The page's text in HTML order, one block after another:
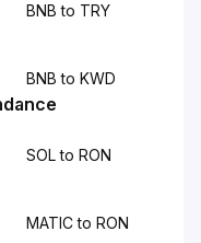
BNB to TRY
BNB to KWD
SOL to RON
MATIC to RON